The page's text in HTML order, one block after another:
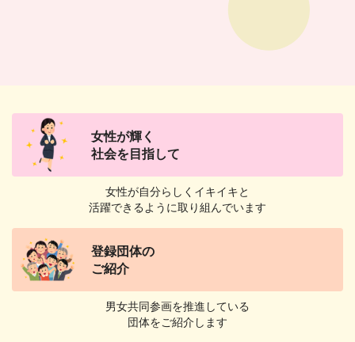
女性が輝く
社会を目指して
女性が自分らしくイキイキと
活躍できるように取り組んでいます
登録団体の
ご紹介
男女共同参画を推進している
団体をご紹介します